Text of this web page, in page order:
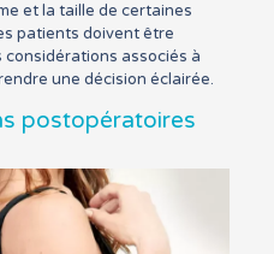
et la taille de certaines
patients doivent être
associés à
une décision éclairée.
postopératoires